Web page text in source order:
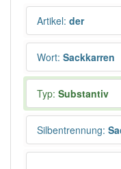
Artikel: der
Wort: Sackkarren
Typ: Substantiv
Silbentrennung: